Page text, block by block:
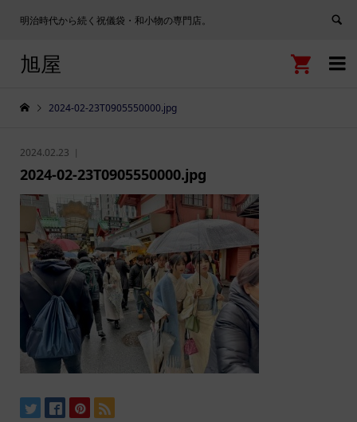
明治時代から続く祝儀袋・和小物の専門店。

旭屋 
2024-02-23T0905550000.jpg
2024.02.23
2024-02-23T0905550000.jpg